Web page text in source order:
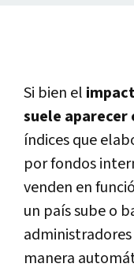
Si bien el
suele aparecer
índices que
por fondos
venden en
un país sube o
administradores
manera